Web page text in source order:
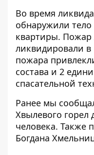
Во время
обнаружили тело
квартиры. Пожар
ликвидировали
пожара
состава и 2
спасательной
Ранее мы
Хвылевого горел
человека. Также
Богдана